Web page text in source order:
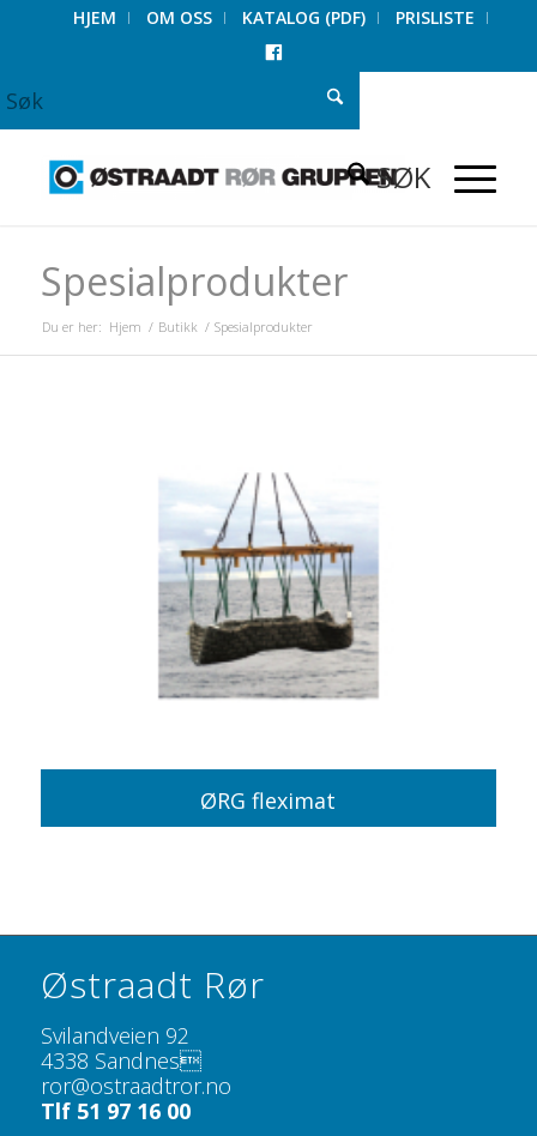
HJEM OM OSS KATALOG (PDF)
PRISLISTE
Spesialprodukter
Du er her: Hjem / Butikk / Spesialprodukter
ØRG fleximat
Østraadt Rør
Svilandveien 92
4338 Sandnes
ror@ostraadtror.no
Tlf 51 97 16 00